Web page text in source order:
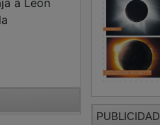
PUBLICIDAD